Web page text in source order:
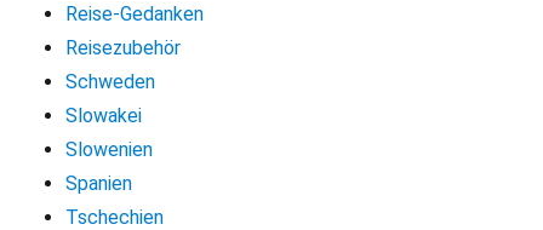
Reise-Gedanken
Reisezubehör
Schweden
Slowakei
Slowenien
Spanien
Tschechien